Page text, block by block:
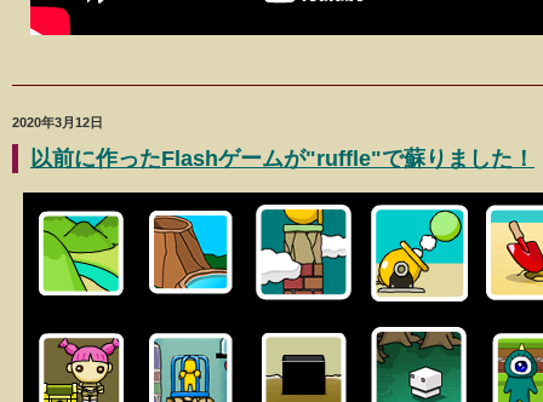
2020年3月12日
以前に作ったFlashゲームが"ruffle"で蘇りました！